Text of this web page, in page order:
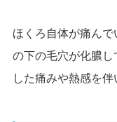
ほくろ自体が痛ん
の下の毛穴が化膿し
した痛みや熱感を伴